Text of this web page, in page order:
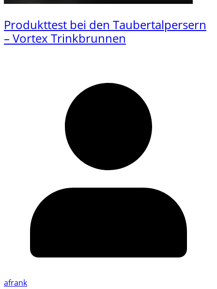
Produkttest bei den Taubertalpersern
– Vortex Trinkbrunnen
afrank